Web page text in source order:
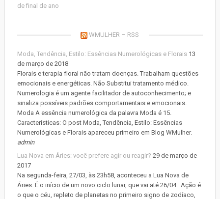
de final de ano
WMULHER – RSS
Moda, Tendência, Estilo: Essências Numerológicas e Florais 13
de março de 2018
Florais e terapia floral não tratam doenças. Trabalham questões
emocionais e energéticas. Não Substitui tratamento médico.
Numerologia é um agente facilitador de autoconhecimento; e
sinaliza possíveis padrões comportamentais e emocionais.
Moda A essência numerológica da palavra Moda é 15.
Características: O post Moda, Tendência, Estilo: Essências
Numerológicas e Florais apareceu primeiro em Blog WMulher.
admin
Lua Nova em Áries: você prefere agir ou reagir? 29 de março de
2017
Na segunda-feira, 27/03, às 23h58, aconteceu a Lua Nova de
Áries. É o início de um novo ciclo lunar, que vai até 26/04. Ação é
o que o céu, repleto de planetas no primeiro signo de zodíaco,